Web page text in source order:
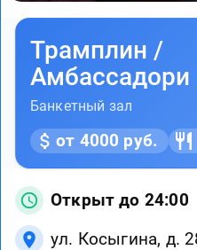
Трамплин /
Амбассадори
Банкетный зал
от 4000 руб.
Открыт до 24:00
ул. Косыгина, д.